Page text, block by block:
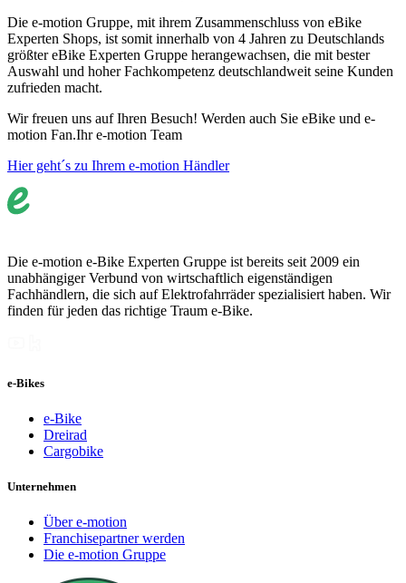
Die e-motion Gruppe, mit ihrem Zusammenschluss von eBike
Experten Shops, ist somit innerhalb von 4 Jahren zu Deutschlands
größter eBike Experten Gruppe herangewachsen, die mit bester
Auswahl und hoher Fachkompetenz deutschlandweit seine Kunden
zufrieden macht.
Wir freuen uns auf Ihren Besuch! Werden auch Sie eBike und e-
motion Fan.Ihr e-motion Team
Hier geht´s zu Ihrem e-motion Händler
Die e-motion e-Bike Experten Gruppe ist bereits seit 2009 ein
unabhängiger Verbund von wirtschaftlich eigenständigen
Fachhändlern, die sich auf Elektrofahrräder spezialisiert haben. Wir
finden für jeden das richtige Traum e-Bike.
e-Bikes
e-Bike
Dreirad
Cargobike
Unternehmen
Über e-motion
Franchisepartner werden
Die e-motion Gruppe